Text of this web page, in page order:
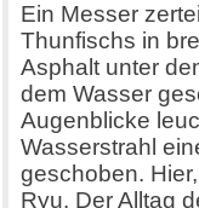
Ein Messer
Thunfischs in
Asphalt unter
dem Wasser
Augenblicke
Wasserstrahl
geschoben.
Ryu. Der Alltag